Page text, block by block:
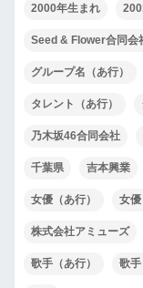
2000年生まれ
Seed & Flower合同会
グループ名（あ行）
タレント（あ行）
乃木坂46合同会社
千葉県 吉本興業
女優（あ行） 女優
株式会社アミューズ
歌手（あ行） 歌手